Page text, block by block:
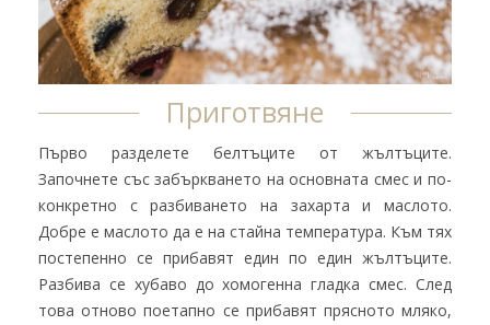
Приготвяне
Първо разделете белтъците от жълтъците.
Започнете със забъркването на основната смес и по-
конкретно с разбиването на захарта и маслото.
Добре е маслото да е на стайна температура. Към тях
постепенно се прибавят един по един жълтъците.
Разбива се хубаво до хомогенна гладка смес. След
това отново поетапно се прибавят прясното мляко,